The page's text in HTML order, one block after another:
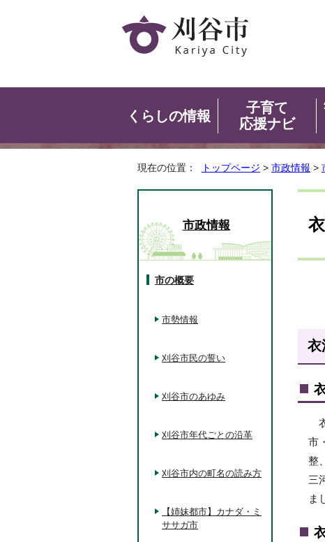
くらしの情報
子育て
応援ナビ
現在の位置： トップページ > 市政情報 >
衣
市
整
三
ま
市政情報
市の概要
市勢情報
刈谷市民の誓い
刈谷市のあゆみ
刈谷市年代ごとの沿革
刈谷市内の町名の読み方
【姉妹都市】カナダ・ミ
ササガ市